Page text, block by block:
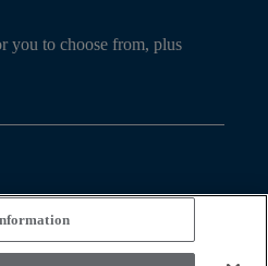
you to choose from, plus